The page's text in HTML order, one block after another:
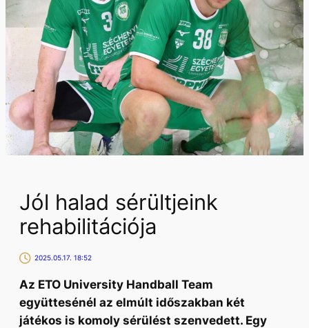
Jól halad sérültjeink
rehabilitációja
2025.05.17. 18:52
Az ETO University Handball Team
együttesénél az elmúlt időszakban két
játékos is komoly sérülést szenvedett. Egy